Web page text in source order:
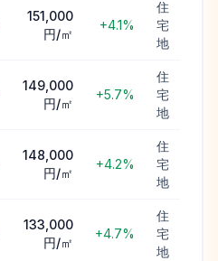
151,000
円/㎡
+4.1%
住
宅
地
149,000
円/㎡
+5.7%
住
宅
地
148,000
円/㎡
+4.2%
住
宅
地
133,000
円/㎡
+4.7%
住
宅
地